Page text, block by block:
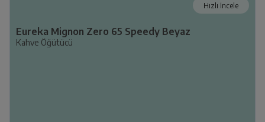
Hızlı İncele
Eureka Mignon Zero 65 Speedy Beyaz
Kahve Öğütücü